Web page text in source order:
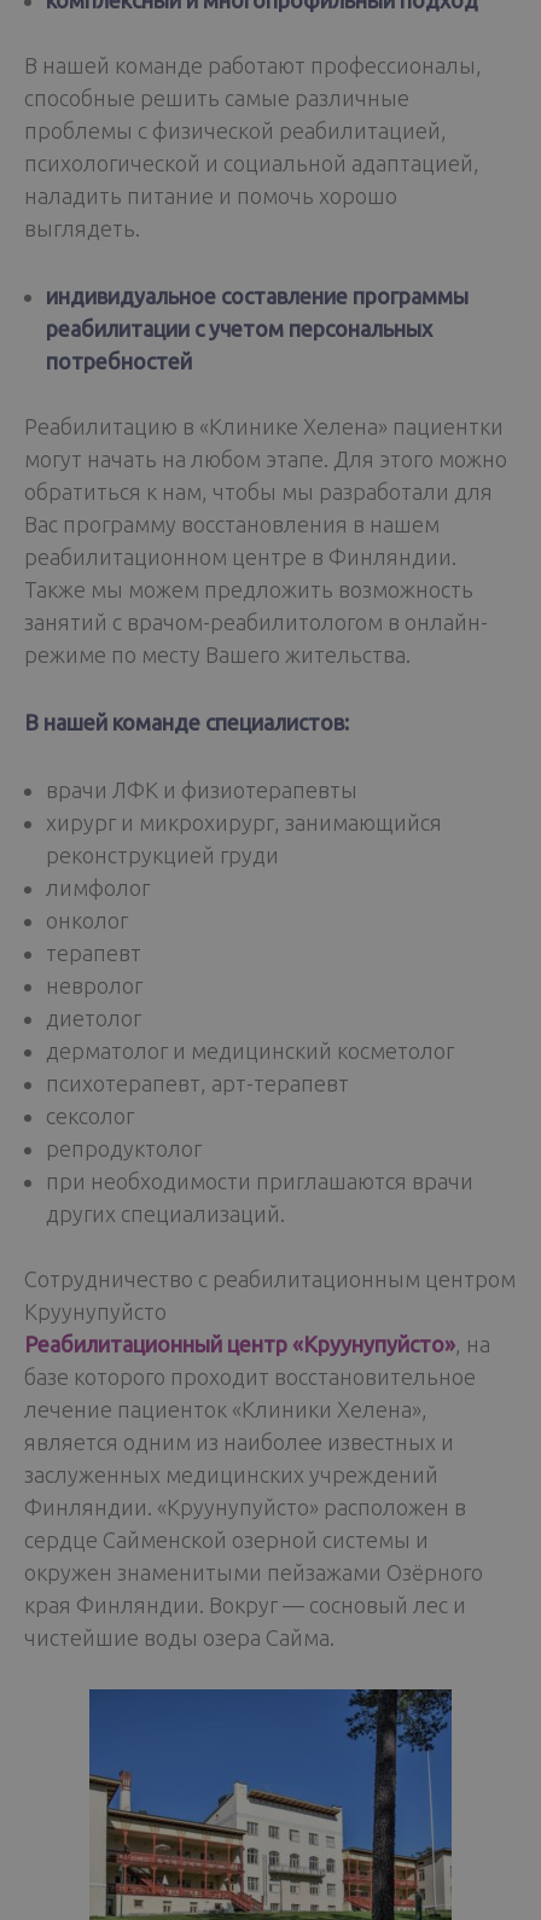
В нашей команде работают профессионалы,
способные решить самые различные
проблемы с физической реабилитацией,
психологической и социальной адаптацией,
наладить питание и помочь хорошо
выглядеть.
индивидуальное составление программы
реабилитации с учетом персональных
потребностей
Реабилитацию в «Клинике Хелена» пациентки
могут начать на любом этапе. Для этого можно
обратиться к нам, чтобы мы разработали для
Вас программу восстановления в нашем
реабилитационном центре в Финляндии.
Также мы можем предложить возможность
занятий с врачом-реабилитологом в онлайн-
режиме по месту Вашего жительства.
В нашей команде специалистов:
врачи ЛФК и физиотерапевты
хирург и микрохирург, занимающийся
реконструкцией груди
лимфолог
онколог
терапевт
невролог
диетолог
дерматолог и медицинский косметолог
психотерапевт, арт-терапевт
сексолог
репродуктолог
при необходимости приглашаются врачи
других специализаций.
Сотрудничество с реабилитационным центром
Круунупуйсто
Реабилитационный центр «Круунупуйсто» , на
базе которого проходит восстановительное
лечение пациенток «Клиники Хелена»,
является одним из наиболее известных и
заслуженных медицинских учреждений
Финляндии. «Круунупуйсто» расположен в
сердце Сайменской озерной системы и
окружен знаменитыми пейзажами Озёрного
края Финляндии. Вокруг — сосновый лес и
чистейшие воды озера Сайма.